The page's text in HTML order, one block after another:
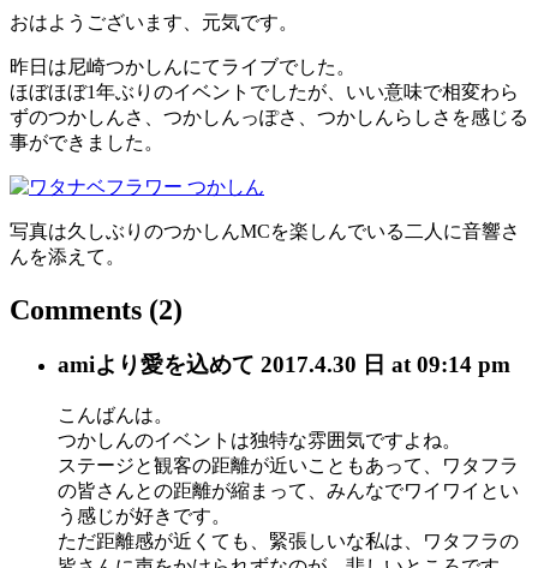
おはようございます、元気です。
昨日は尼崎つかしんにてライブでした。
ほぼほぼ1年ぶりのイベントでしたが、いい意味で相変わら
ずのつかしんさ、つかしんっぽさ、つかしんらしさを感じる
事ができました。
写真は久しぶりのつかしんMCを楽しんでいる二人に音響さ
んを添えて。
Comments (2)
amiより愛を込めて 2017.4.30 日 at 09:14 pm
こんばんは。
つかしんのイベントは独特な雰囲気ですよね。
ステージと観客の距離が近いこともあって、ワタフラ
の皆さんとの距離が縮まって、みんなでワイワイとい
う感じが好きです。
ただ距離感が近くても、緊張しいな私は、ワタフラの